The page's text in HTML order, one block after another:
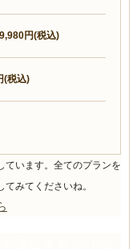
円(税込)
税込)
います。全てのプランを
みてくださいね。